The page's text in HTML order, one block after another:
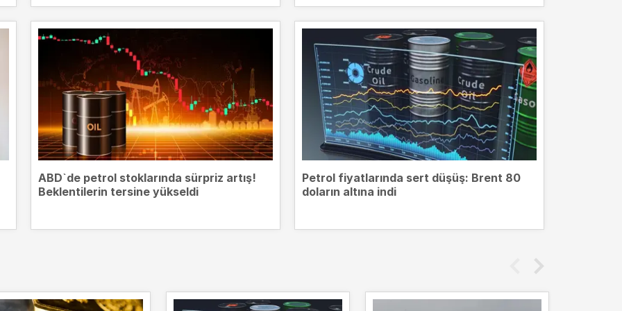
ABD`de petrol stoklarında sürpriz artış!
Beklentilerin tersine yükseldi
Petrol fiyatlarında sert düşüş: Brent 80
doların altına indi